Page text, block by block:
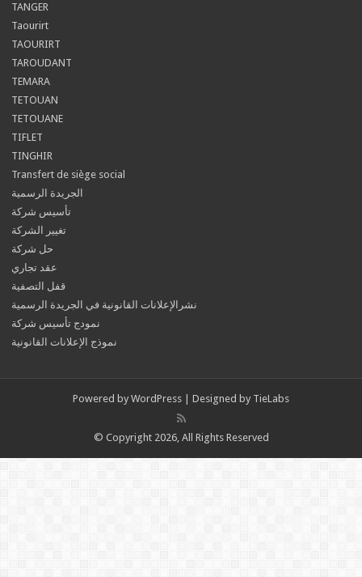
TANGER
Taourirt
TAOURIRT
TAROUDANT
TEMARA
TETOUAN
TETOUANE
TIFLET
TINGHIR
Transfert de siège social
الجريدة الرسمية
تأسيس شركة
تغيير الشركة
حل شركة
عقد تجاري
قفل التصفية
نشرالإعلانات القانونية في الجريدة الرسمية
نمودج تأسيس شركة
نموذج الإعلانات القانونية
Powered by WordPress | Designed by TieLabs
© Copyright 2026, All Rights Reserved